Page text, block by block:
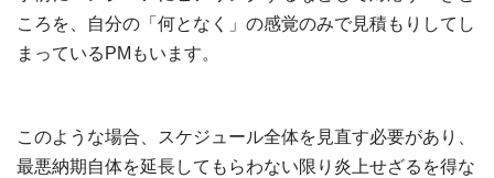
ころを、自分の「何となく」の感覚のみで見積もりしてし
まっているPMもいます。
このような場合、スケジュール全体を見直す必要があり、
最悪納期自体を延長してもらわない限り炎上せざるを得な